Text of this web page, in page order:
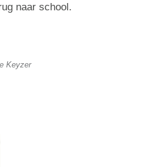
naar school.
Keyzer